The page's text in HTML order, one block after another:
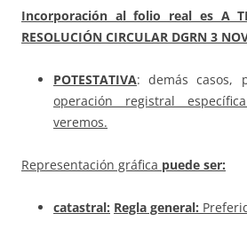
Incorporación al folio real es A
RESOLUCIÓN CIRCULAR DGRN 3
POTESTATIVA: demás casos,
operación registral
veremos.
Representación gráfica puede ser:
catastral: Regla general: